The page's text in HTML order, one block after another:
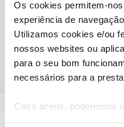
Os cookies permitem-
experiência de
Utilizamos cookies e/ou
nossos websites ou
para o seu bom
necessários para a
Caso aceite, poderemos
Obrigada
como "Melhor Resposta" e